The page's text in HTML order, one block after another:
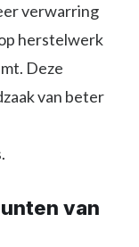
verwarring
herstelwerk
Deze
van beter
van